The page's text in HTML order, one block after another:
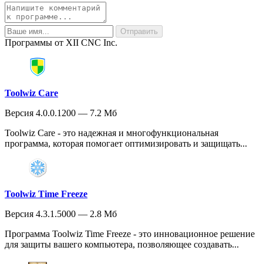
Программы от XII CNC Inc.
Toolwiz Care
Версия 4.0.0.1200 — 7.2 Мб
Toolwiz Care - это надежная и многофункциональная
программа, которая помогает оптимизировать и защищать...
Toolwiz Time Freeze
Версия 4.3.1.5000 — 2.8 Мб
Программа Toolwiz Time Freeze - это инновационное решение
для защиты вашего компьютера, позволяющее создавать...